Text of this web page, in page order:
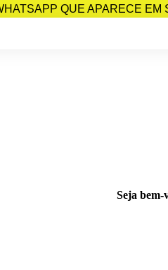
QUE APARECE EM
Seja bem-